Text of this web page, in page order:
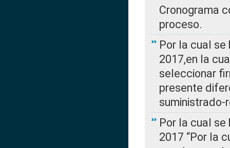
Cronograma
proceso.
Por la cual se
2017,en la
seleccionar
presente
Por la cual se
2017 “Por la